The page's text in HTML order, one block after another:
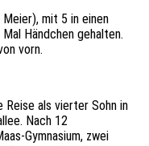
Meier), mit 5 in einen
Händchen gehalten.
vorn.
Reise als vierter Sohn in
Nach 12
Gymnasium, zwei